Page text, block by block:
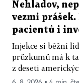
Nehladov,
vezmi
pacientů i
Injekce si běžní
průzkumů má k
z deseti